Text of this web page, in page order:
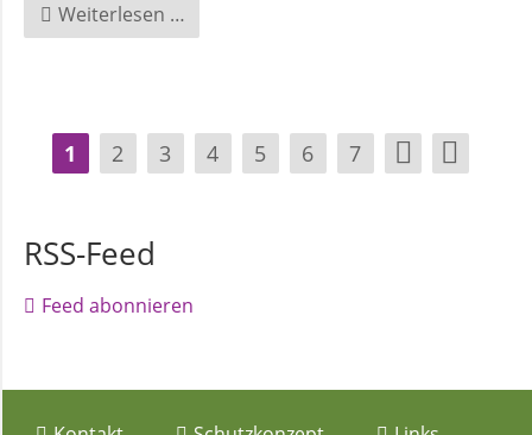
Weiterlesen …
im
„Groß
für
1 2 3 4 5 6 7
RSS-Feed
Feed abonnieren
Navigation